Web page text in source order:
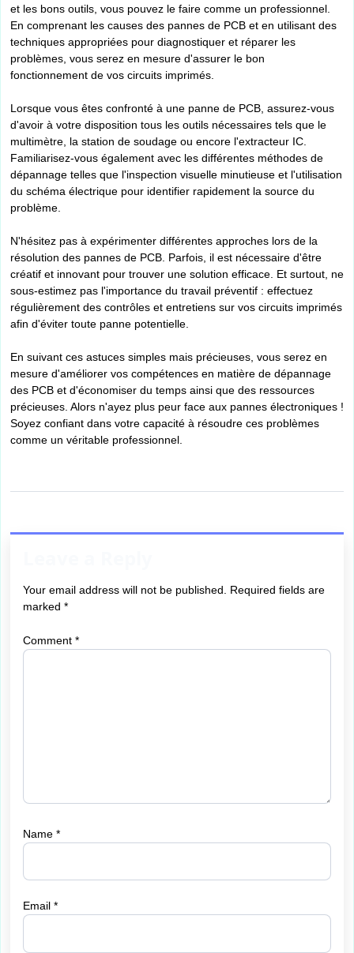
et les bons outils, vous pouvez le faire comme un professionnel.
En comprenant les causes des pannes de PCB et en utilisant des
techniques appropriées pour diagnostiquer et réparer les
problèmes, vous serez en mesure d'assurer le bon
fonctionnement de vos circuits imprimés.
Lorsque vous êtes confronté à une panne de PCB, assurez-vous
d'avoir à votre disposition tous les outils nécessaires tels que le
multimètre, la station de soudage ou encore l'extracteur IC.
Familiarisez-vous également avec les différentes méthodes de
dépannage telles que l'inspection visuelle minutieuse et l'utilisation
du schéma électrique pour identifier rapidement la source du
problème.
N'hésitez pas à expérimenter différentes approches lors de la
résolution des pannes de PCB. Parfois, il est nécessaire d'être
créatif et innovant pour trouver une solution efficace. Et surtout, ne
sous-estimez pas l'importance du travail préventif : effectuez
régulièrement des contrôles et entretiens sur vos circuits imprimés
afin d'éviter toute panne potentielle.
En suivant ces astuces simples mais précieuses, vous serez en
mesure d'améliorer vos compétences en matière de dépannage
des PCB et d'économiser du temps ainsi que des ressources
précieuses. Alors n'ayez plus peur face aux pannes électroniques !
Soyez confiant dans votre capacité à résoudre ces problèmes
comme un véritable professionnel.
Your email address will not be published. Required fields are
marked *
Comment *
Name *
Email *